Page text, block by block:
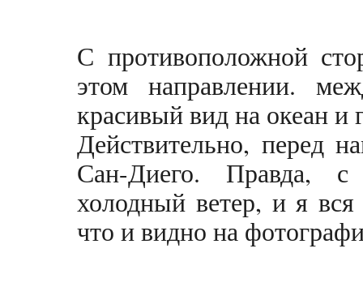
С противоположной
этом направлении.
красивый вид на океан и
Действительно, перед
Сан-Диего. Правда, с
холодный ветер, и я вся
что и видно на